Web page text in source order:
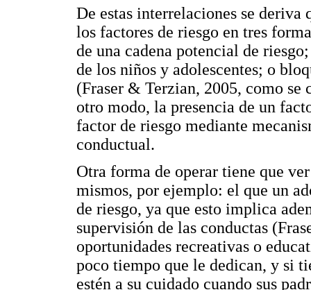
De estas interrelaciones se deriva
los factores de riesgo en tres
de una cadena potencial de
de los niños y adolescentes; o
(Fraser & Terzian, 2005, como se
otro modo, la presencia de un
factor de riesgo mediante
conductual.
Otra forma de operar tiene que
mismos, por ejemplo: el que un
de riesgo, ya que esto implica
supervisión de las conductas
oportunidades recreativas o
poco tiempo que le dedican, y si
estén a su cuidado cuando sus